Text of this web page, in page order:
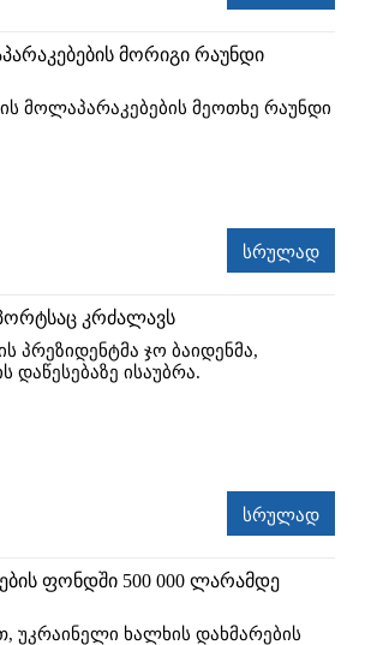
მორიგი რაუნდი
მოლაპარაკებების მეოთხე რაუნდი
სრულად
კრძალავს
პრეზიდენტმა ჯო ბაიდენმა,
დაწესებაზე ისაუბრა.
სრულად
ფონდში 500 000 ლარამდე
უკრაინელი ხალხის დახმარების